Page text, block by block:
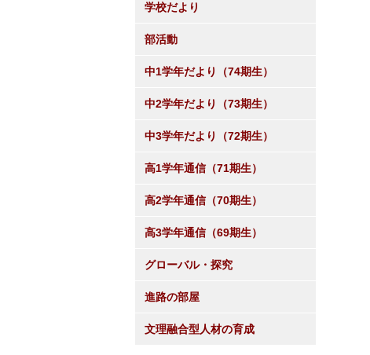
学校だより
部活動
中1学年だより（74期生）
中2学年だより（73期生）
中3学年だより（72期生）
高1学年通信（71期生）
高2学年通信（70期生）
高3学年通信（69期生）
グローバル・探究
進路の部屋
文理融合型人材の育成